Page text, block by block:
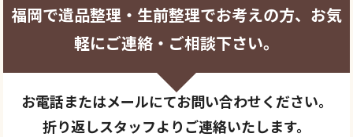
福岡で遺品整理・生前整理でお考えの方、お気
軽にご連絡・ご相談下さい。
お電話またはメールにてお問い合わせください。
折り返しスタッフよりご連絡いたします。